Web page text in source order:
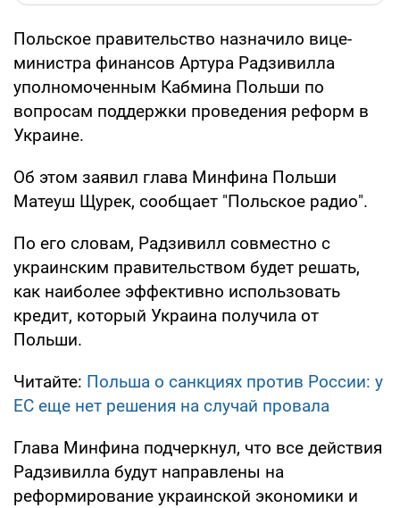
Польское правительство назначило вице-
министра финансов Артура Радзивилла
уполномоченным Кабмина Польши по
вопросам поддержки проведения реформ в
Украине.
Об этом заявил глава Минфина Польши
Матеуш Щурек, сообщает "Польское радио".
По его словам, Радзивилл совместно с
украинским правительством будет решать,
как наиболее эффективно использовать
кредит, который Украина получила от
Польши.
Читайте: Польша о санкциях против России: у
ЕС еще нет решения на случай провала
Глава Минфина подчеркнул, что все действия
Радзивилла будут направлены на
реформирование украинской экономики и